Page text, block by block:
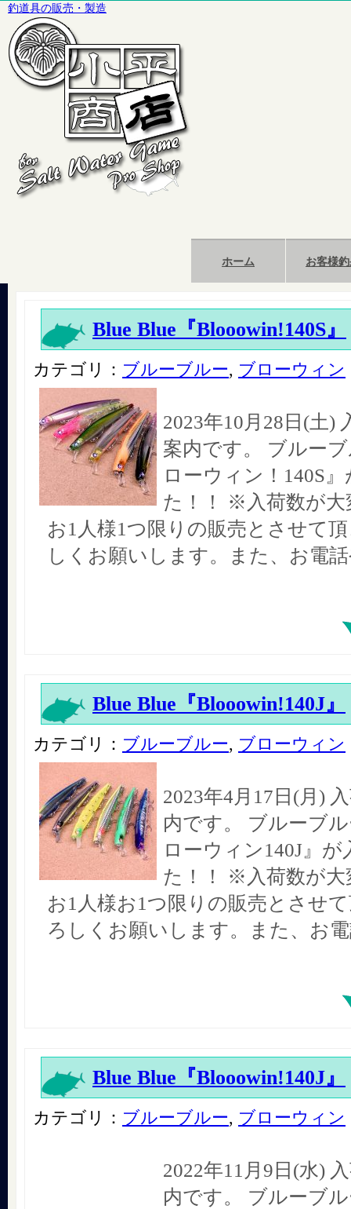
釣道具の販売・製造
ホーム お客様
Blue Blue『Blooowin!140S』
カテゴリ： ブルーブルー, ブローウィン
2023年10月28日(土)
案内です。 ブルー
ローウィン！140S
た！！ ※入荷数が大
お1人様1つ限りの販売とさせて
しくお願いします。また、お電
Blue Blue『Blooowin!140J』
カテゴリ： ブルーブルー, ブローウィン
2023年4月17日(月)
内です。 ブルーブ
ローウィン140J』
た！！ ※入荷数が大
お1人様お1つ限りの販売とさせ
ろしくお願いします。また、お
Blue Blue『Blooowin!140J』
カテゴリ： ブルーブルー, ブローウィン
2022年11月9日(水)
内です。 ブルーブ